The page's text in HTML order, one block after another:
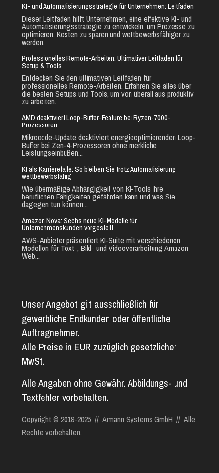
KI- und Automatisierungsstrategie für Unternehmen: Leitfaden
Dieser Leitfaden hilft Unternehmen, eine effektive KI- und
Automatisierungsstrategie zu entwickeln, um Prozesse zu
optimieren, Kosten zu sparen und wettbewerbsfähiger zu
werden.
Professionelles Remote-Arbeiten: Ultimativer Leitfaden für
Setup & Tools
Entdecken Sie den ultimativen Leitfaden für
professionelles Remote-Arbeiten. Erfahren Sie alles über
die besten Setups und Tools, um von überall aus produktiv
zu arbeiten.
AMD deaktiviert Loop-Buffer-Feature bei Ryzen-7000-
Prozessoren
Mikrocode-Update deaktiviert energieoptimierenden Loop-
Buffer bei Zen-4-Prozessoren ohne merkliche
Leistungseinbußen...
KI als Karrierefalle: So bleiben Sie trotz Automatisierung
wettbewerbsfähig
Wie übermäßige Abhängigkeit von KI-Tools Ihre
beruflichen Fähigkeiten gefährden kann und was Sie
dagegen tun können...
Amazon Nova: Sechs neue KI-Modelle für
Unternehmenskunden vorgestellt
AWS-Anbieter präsentiert KI-Suite mit verschiedenen
Modellen für Text-, Bild- und Videoverarbeitung Amazon
Web...
Unser Angebot gilt ausschließlich für
gewerbliche Endkunden oder öffentliche
Auftragnehmer.
Alle Preise in EUR zuzüglich gesetzlicher
MwSt.
Alle Angaben ohne Gewähr. Abbildungs- und
Textfehler vorbehalten.
Copyright © 2019-2025 // Armann Systems GmbH // Alle
Rechte vorbehalten.